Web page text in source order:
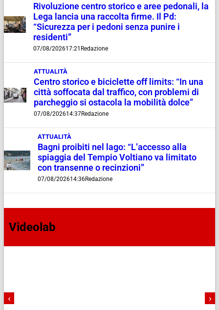
Rivoluzione centro storico e aree pedonali, la
Lega lancia una raccolta firme. Il Pd:
“Sicurezza per i pedoni senza punire i
residenti”
07/08/202617:21 Redazione
ATTUALITÀ
Centro storico e biciclette off limits: “In una
città soffocata dal traffico, con problemi di
parcheggio si ostacola la mobilità dolce”
07/08/202614:37Redazione
ATTUALITÀ
Bagni proibiti nel lago: “L’accesso alla
spiaggia del Tempio Voltiano va limitato
con transenne o recinzioni”
07/08/202614:36Redazione
Videolab
‹ ›